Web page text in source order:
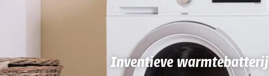
Inventieve warmtebatterij